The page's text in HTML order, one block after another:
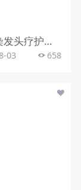
幸运色染发头疗护肤美业连锁
03 658